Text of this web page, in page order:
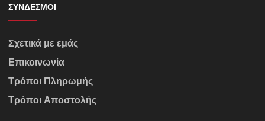
ΣΎΝΔΕΣΜΟΙ
Σχετικά με εμάς
Επικοινωνία
Τρόποι Πληρωμής
Τρόποι Αποστολής